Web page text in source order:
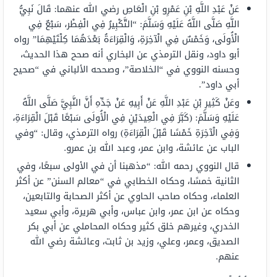
عَنْ عَبْدِ اللَّهِ بْنِ عَمْرِو بْنِ الْعَاصِ رضي الله عنهما: قَالَ نَبِيُّ
اللَّهِ صَلَّى اللَّهُ عَلَيْهِ وَسَلَّمَ: “التَّكْبِيرُ فِي الْفِطْر، سَبْعٌ فِي
الْأُولَى، وَخَمْسٌ فِي الْآخِرَةِ، وَالْقِرَاءَةُ بَعْدَهُمَا كِلْتَيْهِمَا” رواه
أبو داود، ونقل الترمذي عن البخاري أنه صحح هذا الحديث،
وحسنه النووي في “الخلاصة”، وصححه الألباني في “صحيح
أبي داود”.
وعَنْ كَثِيرِ بْنِ عَبْدِ اللَّهِ عَنْ أَبِيهِ عَنْ جَدِّهِ أَنَّ النَّبِيَّ صَلَّى اللَّهُ
عَلَيْهِ وَسَلَّمَ: (كَبَّرَ فِي الْعِيدَيْنِ فِي الْأُولَى سَبْعًا قَبْلَ الْقِرَاءَةِ،
وَفِي الْآخِرَةِ خَمْسًا قَبْلَ الْقِرَاءَةِ) رواه الترمذي، وقال: “وفي
الباب عن عائشة، وابن عمر، وعبد الله بن عمرو.
قال النووي رحمه الله: “مذهبنا أن في الأولى سبعًا، وفي
الثانية خمسًا، وحكاه الخطابي في “معالم السنن” عن أكثر
العلماء، وحكاه صاحب الحاوي عن أكثر الصحابة والتابعين،
وحكاه عن ابن عمر، وابن عباس، وأبي هريرة، وأبي سعيد
الخدري، وغيرهم خلق كثير وحكاه المحاملي عن أبي بكر
الصديق، وعمر، وعلي، وزيد بن ثابت، وعائشة رضي الله
عنهم.